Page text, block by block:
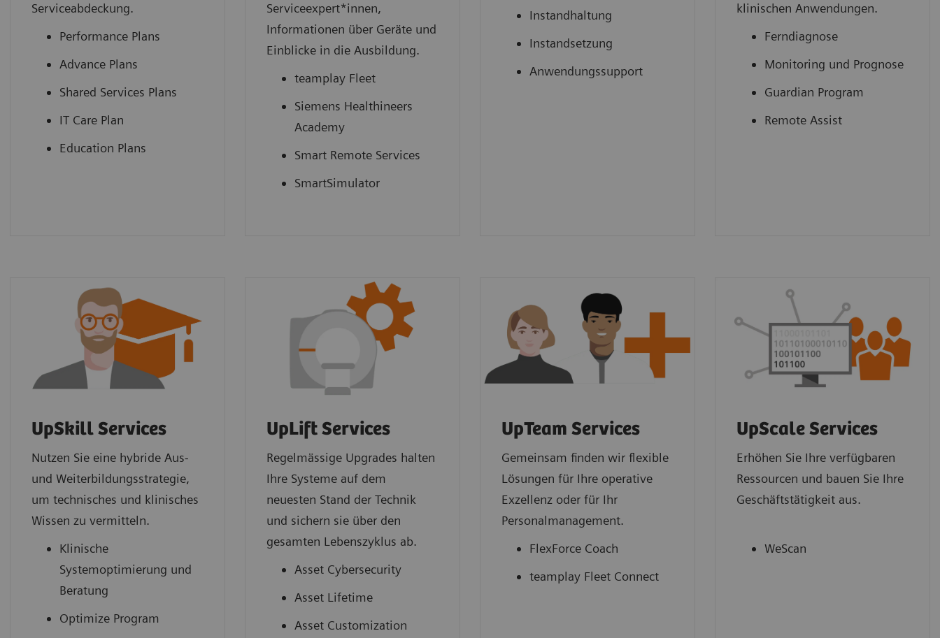
Serviceabdeckung.
Performance Plans
Advance Plans
Shared Services Plans
IT Care Plan
Education Plans
Serviceexpert*innen,
Informationen über Geräte und
Einblicke in die Ausbildung.
teamplay Fleet
Siemens Healthineers
Academy
Smart Remote Services
SmartSimulator
Instandhaltung
Instandsetzung
Anwendungssupport
klinischen Anwendungen.
Ferndiagnose
Monitoring und Prognose
Guardian Program
Remote Assist
UpSkill Services
Nutzen Sie eine hybride Aus-
und Weiterbildungsstrategie,
um technisches und klinisches
Wissen zu vermitteln.
Klinische
Systemoptimierung und
Beratung
Optimize Program
UpLift Services
Regelmässige Upgrades halten
Ihre Systeme auf dem
neuesten Stand der Technik
und sichern sie über den
gesamten Lebenszyklus ab.
Asset Cybersecurity
Asset Lifetime
Asset Customization
UpTeam Services
Gemeinsam finden wir flexible
Lösungen für Ihre operative
Exzellenz oder für Ihr
Personalmanagement.
FlexForce Coach
teamplay Fleet Connect
UpScale Services
Erhöhen Sie Ihre verfügbaren
Ressourcen und bauen Sie Ihre
Geschäftstätigkeit aus.
WeScan